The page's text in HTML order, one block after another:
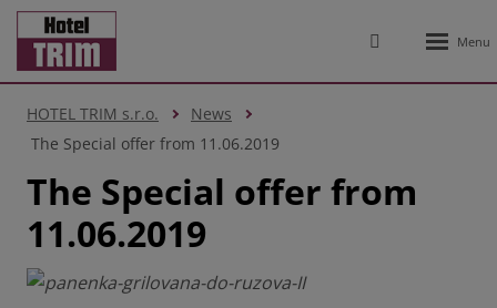
Vyhledávání
HOTEL TRIM s.r.o.
News
The Special offer from 11.06.2019
The Special offer from
11.06.2019